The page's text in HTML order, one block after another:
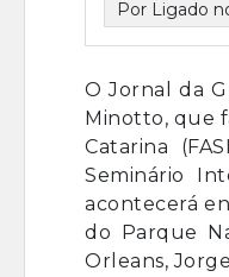
Por Ligado
O Jornal da
Minotto, que
Catarina
Seminário
acontecerá
do Parque
Orleans,